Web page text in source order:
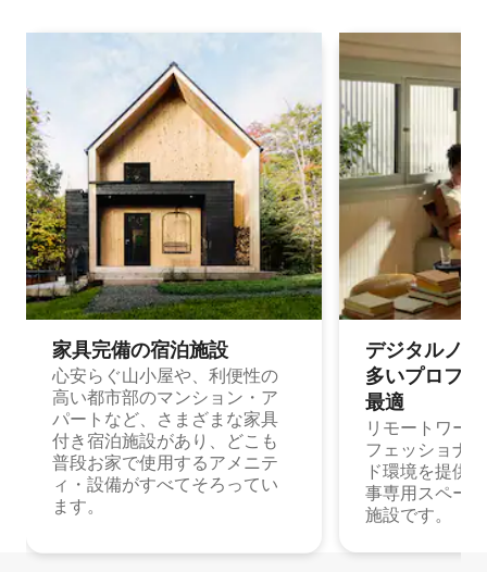
家具完備の宿⁠泊⁠施⁠設
心安らぐ山小屋や、利便性の
高い都市部のマンション・ア
パートなど、さまざまな家具
付き宿泊施設があり、どこも
普段お家で使用するアメニテ
ィ・設備がすべてそろってい
ます。
デジタルノ
多⁠いプ⁠ロ⁠フ⁠
最⁠適
リモートワー
フェッショナ
ド環境を提供
事専用スペー
施設です。